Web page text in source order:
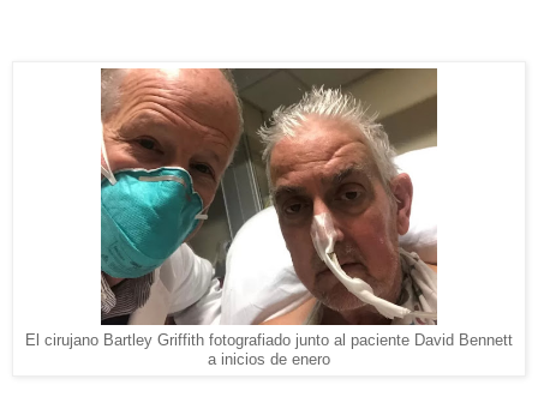
El cirujano Bartley Griffith fotografiado junto al paciente David Bennett
a inicios de enero